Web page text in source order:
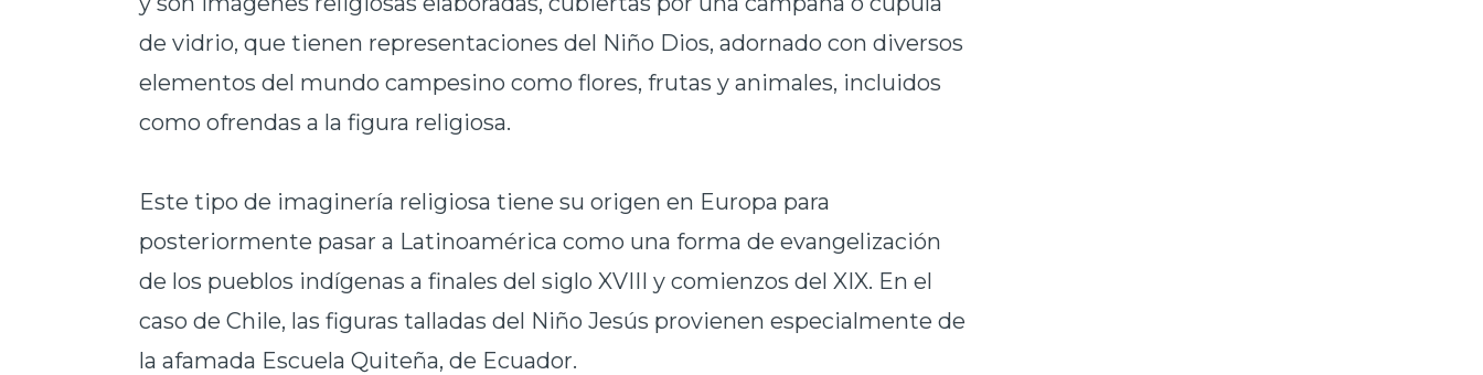
de vidrio, que tienen representaciones del Niño Dios, adornado con diversos
elementos del mundo campesino como flores, frutas y animales, incluidos
como ofrendas a la figura religiosa.
Este tipo de imaginería religiosa tiene su origen en Europa para
posteriormente pasar a Latinoamérica como una forma de evangelización
de los pueblos indígenas a finales del siglo XVIII y comienzos del XIX. En el
caso de Chile, las figuras talladas del Niño Jesús provienen especialmente de
la afamada Escuela Quiteña, de Ecuador.